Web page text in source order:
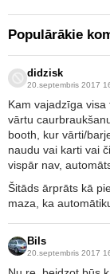
Populārākie
didzisk
20.septembris 2017
Kam vajadzīga
vārtu
booth, kur vārti/
naudu vai karti vai
vispār nav,
Šitāds ārprāts kā
maza, ka
Bils
20.septembris 2017